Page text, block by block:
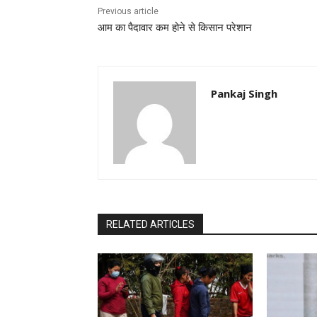
Previous article
आम का पैदावार कम होने से किसान परेशान
Pankaj Singh
RELATED ARTICLES